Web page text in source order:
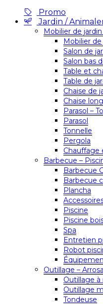
Promo
Jardin /
Mobilier de jardin
Mobilier de
Salon de
Salon bas
Table et
Table de
Chaise de
Chaise
Parasol –
Parasol
Tonnelle
Pergola
Chauffage
Barbecue –
Barbecue
Barbecue
Plancha
Piscine
Piscine
Spa
Entretien
Robot
Outillage –
Outillage à
Outillage
Tondeuse